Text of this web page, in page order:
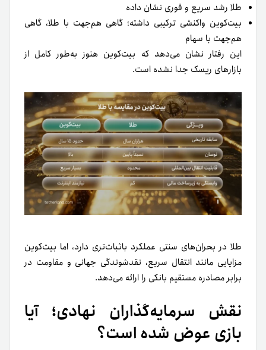
طلا رشد سریع و فوری نشان داده
بیت‌کوین واکنشی ترکیبی داشته؛ گاهی هم‌جهت با طلا، گاهی
هم‌جهت با سهام
این رفتار نشان می‌دهد که بیت‌کوین هنوز به‌طور کامل از
بازارهای ریسک جدا نشده است.
طلا در بحران‌های سنتی عملکرد باثبات‌تری دارد، اما بیت‌کوین
مزایایی مانند انتقال سریع، نقدشوندگی جهانی و مقاومت در
برابر مصادره مستقیم بانکی را ارائه می‌دهد.
نقش سرمایه‌گذاران نهادی؛ آیا
بازی عوض شده است؟